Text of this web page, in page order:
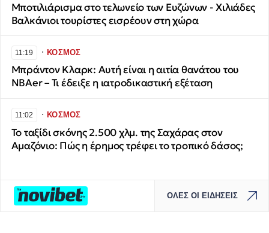
Μποτιλιάρισμα στο τελωνείο των Ευζώνων - Χιλιάδες
Βαλκάνιοι τουρίστες εισρέουν στη χώρα
11:19 ∙ΚΟΣΜΟΣ
Μπράντον Κλαρκ: Αυτή είναι η αιτία θανάτου του
NBAer – Τι έδειξε η ιατροδικαστική εξέταση
11:02 ∙ΚΟΣΜΟΣ
Το ταξίδι σκόνης 2.500 χλμ. της Σαχάρας στον
Αμαζόνιο: Πώς η έρημος τρέφει το τροπικό δάσος;
ΟΛΕΣ ΟΙ ΕΙΔΗΣΕΙΣ